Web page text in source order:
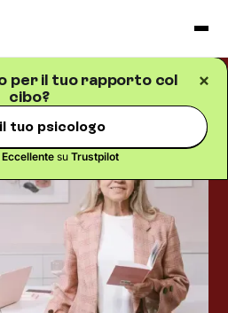
per il tuo rapporto col
cibo?
tuo psicologo
Eccellentesu Trustpilot
minuti di lettura
alimentare